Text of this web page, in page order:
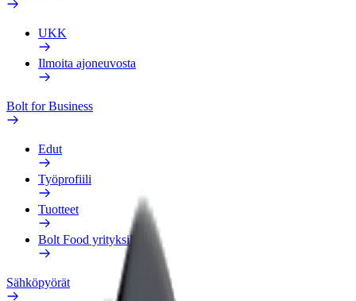
UKK
Ilmoita ajoneuvosta
Bolt for Business
Edut
Työprofiili
Tuotteet
Bolt Food yrityksille
Sähköpyörät